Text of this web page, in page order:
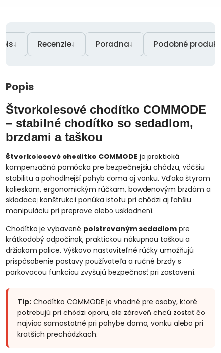
↓ Recenzie↓ Poradna↓ Podobné
Popis
Štvorkolesové chodítko COMMODE
– stabilné chodítko so sedadlom,
brzdami a taškou
Štvorkolesové chodítko COMMODE je praktická
kompenzačná pomôcka pre bezpečnejšiu chôdzu, väčšiu
stabilitu a pohodlnejší pohyb doma aj vonku. Vďaka štyrom
kolieskam, ergonomickým rúčkam, bowdenovým brzdám a
skladacej konštrukcii ponúka istotu pri chôdzi aj ľahšiu
manipuláciu pri preprave alebo uskladnení.
Chodítko je vybavené polstrovaným sedadlom pre
krátkodobý odpočinok, praktickou nákupnou taškou a
držiakom palice. Výškovo nastaviteľné rúčky umožňujú
prispôsobenie postavy používateľa a ručné brzdy s
parkovacou funkciou zvyšujú bezpečnosť pri zastavení.
Tip: Chodítko COMMODE je vhodné pre osoby, ktoré
potrebujú pri chôdzi oporu, ale zároveň chcú zostať čo
najviac samostatné pri pohybe doma, vonku alebo pri
kratších prechádzkach.